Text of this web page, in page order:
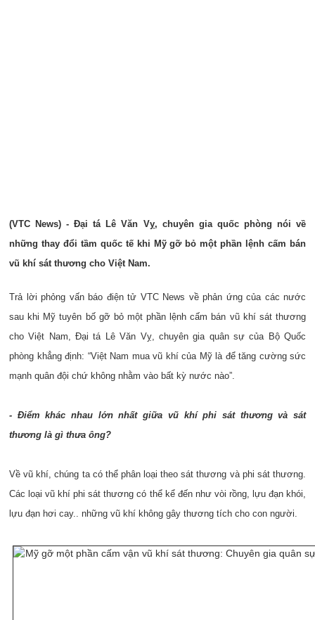
(VTC News) - Đại tá Lê Văn Vỵ, chuyên gia quốc phòng nói về
những thay đổi tầm quốc tế khi Mỹ gỡ bỏ một phần lệnh cấm bán
vũ khí sát thương cho Việt Nam.
Trả lời phỏng vấn báo điện tử VTC News về phản ứng của các nước
sau khi Mỹ tuyên bố gỡ bỏ một phần lệnh cấm bán vũ khí sát thương
cho Việt Nam, Đại tá Lê Văn Vỵ, chuyên gia quân sự của Bộ Quốc
phòng khẳng định: “Việt Nam mua vũ khí của Mỹ là để tăng cường sức
mạnh quân đội chứ không nhằm vào bất kỳ nước nào”.
- Điểm khác nhau lớn nhất giữa vũ khí phi sát thương và sát
thương là gì thưa ông?
Về vũ khí, chúng ta có thể phân loại theo sát thương và phi sát thương.
Các loại vũ khí phi sát thương có thể kể đến như vòi rồng, lựu đạn khói,
lựu đạn hơi cay.. những vũ khí không gây thương tích cho con người.